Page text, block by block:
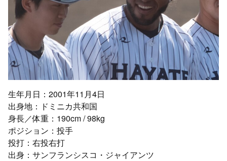
生年月日：2001年11月4日
出身地：ドミニカ共和国
身長／体重：190cm / 98kg
ポジション：投手
投打：右投右打
出身：サンフランシスコ・ジャイアンツ